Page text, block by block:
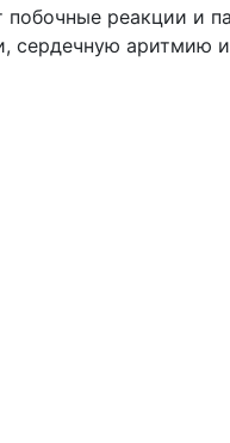
побочные реакции и
сердечную аритмию